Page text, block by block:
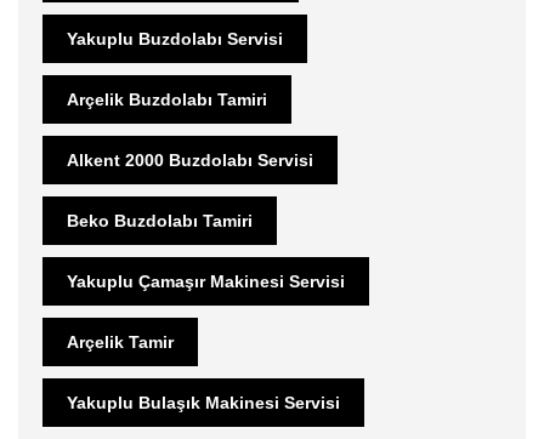
Yakuplu Buzdolabı Servisi
Arçelik Buzdolabı Tamiri
Alkent 2000 Buzdolabı Servisi
Beko Buzdolabı Tamiri
Yakuplu Çamaşır Makinesi Servisi
Arçelik Tamir
Yakuplu Bulaşık Makinesi Servisi